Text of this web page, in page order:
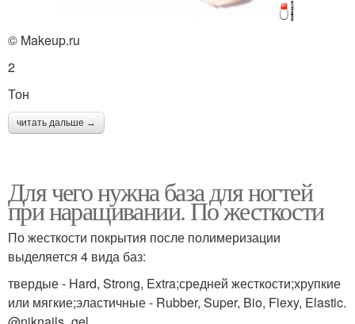
© Makeup.ru
2
Тон
читать дальше →
Для чего нужна база для ногтей
при наращивании. По жесткости
По жесткости покрытия после полимеризации
выделяется 4 вида баз:
твердые - Hard, Strong, Extra;средней жесткости;хрупкие
или мягкие;эластичные - Rubber, Super, Bio, Flexy, Elastic.